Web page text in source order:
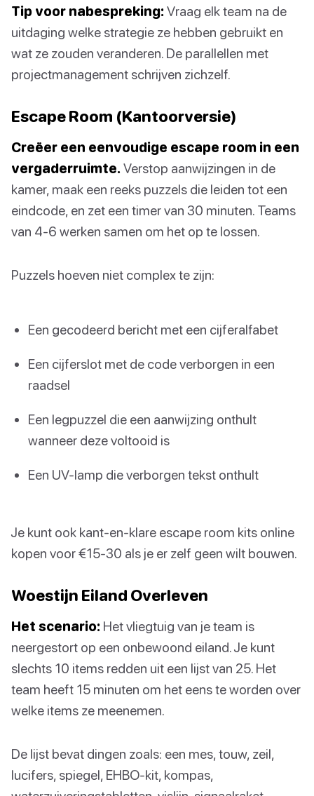
Tip voor nabespreking: Vraag elk team na de
uitdaging welke strategie ze hebben gebruikt en
wat ze zouden veranderen. De parallellen met
projectmanagement schrijven zichzelf.
Escape Room (Kantoorversie)
Creëer een eenvoudige escape room in een
vergaderruimte. Verstop aanwijzingen in de
kamer, maak een reeks puzzels die leiden tot een
eindcode, en zet een timer van 30 minuten. Teams
van 4-6 werken samen om het op te lossen.
Puzzels hoeven niet complex te zijn:
Een gecodeerd bericht met een cijferalfabet
Een cijferslot met de code verborgen in een
raadsel
Een legpuzzel die een aanwijzing onthult
wanneer deze voltooid is
Een UV-lamp die verborgen tekst onthult
Je kunt ook kant-en-klare escape room kits online
kopen voor €15-30 als je er zelf geen wilt bouwen.
Woestijn Eiland Overleven
Het scenario: Het vliegtuig van je team is
neergestort op een onbewoond eiland. Je kunt
slechts 10 items redden uit een lijst van 25. Het
team heeft 15 minuten om het eens te worden over
welke items ze meenemen.
De lijst bevat dingen zoals: een mes, touw, zeil,
lucifers, spiegel, EHBO-kit, kompas,